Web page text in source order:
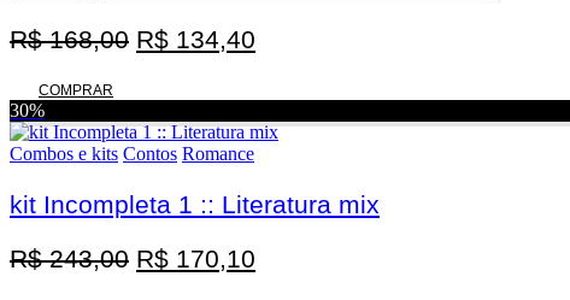
R$168,00 O
original
era:
R$ 168,00.
R$ 134,40
atual
é:
COMPRAR
30%
Combos e kits Contos Romance
kit Incompleta 1 :: Literatura mix
R$243,00 O
R$ 170,10